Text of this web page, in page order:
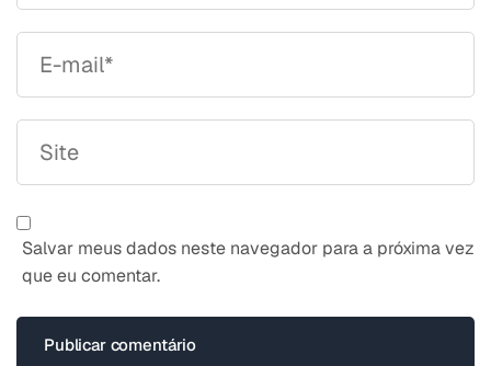
Salvar meus dados neste navegador para a próxima vez
que eu comentar.